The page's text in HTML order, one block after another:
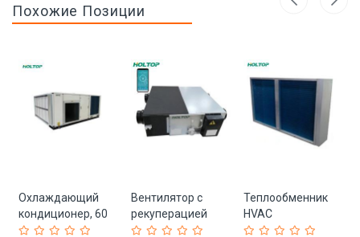
Похожие Позиции
Охлаждающий
кондиционер, 60
кВт
Вентилятор с
рекуперацией
тепла для чистых
Теплообменник
HVAC